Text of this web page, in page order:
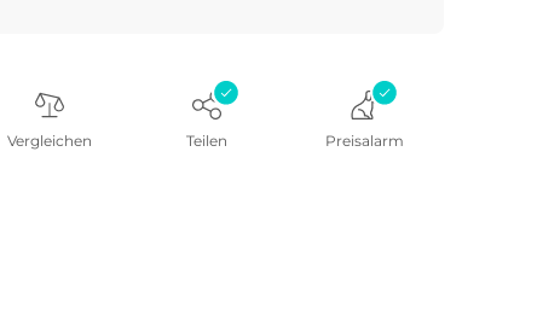
Vergleichen Teilen Preisalarm